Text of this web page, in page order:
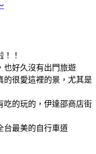
！
也好久沒有出門旅遊
的很愛這裡的景，尤其是
吃的玩的，伊達邵商店街
台最美的自行車道